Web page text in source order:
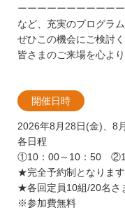
ーーーーーーーーーー
など、充実のプログラ
ぜひこの機会にご検討く
皆さまのご来場を心よ
開催日時
2026年8月28日(金)、8
各日程
①10：00～10：50
★完全予約制となります
★各回定員10組/20名さ
※参加費無料